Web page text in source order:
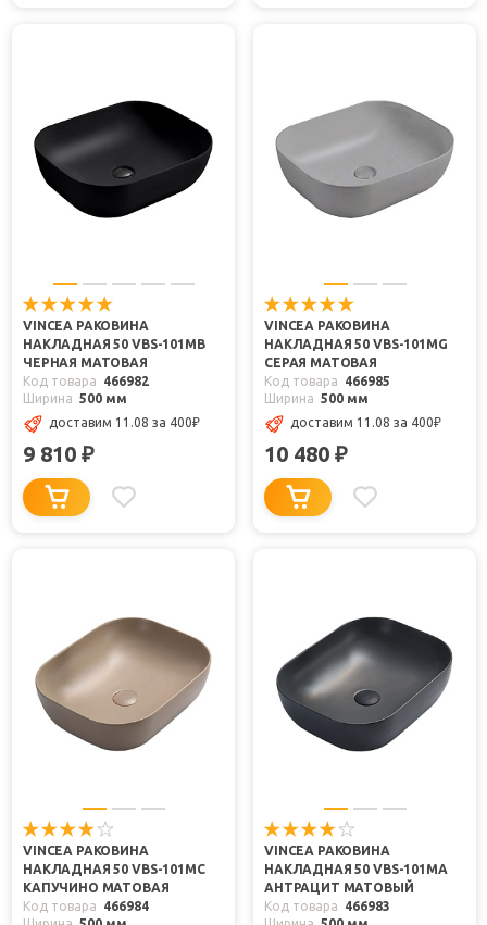
VINCEA РАКОВИНА
НАКЛАДНАЯ 50 VBS-101MB
ЧЕРНАЯ МАТОВАЯ
Код товара
466982
Ширина 500 мм
доставим 11.08 за 400₽
9 810 ₽
VINCEA РАКОВИНА
НАКЛАДНАЯ 50 VBS-101MG
СЕРАЯ МАТОВАЯ
Код товара
466985
Ширина 500 мм
доставим 11.08 за 400₽
10 480 ₽
VINCEA РАКОВИНА
НАКЛАДНАЯ 50 VBS-101MC
КАПУЧИНО МАТОВАЯ
Код товара
466984
VINCEA РАКОВИНА
НАКЛАДНАЯ 50 VBS-101MA
АНТРАЦИТ МАТОВЫЙ
Код товара
466983